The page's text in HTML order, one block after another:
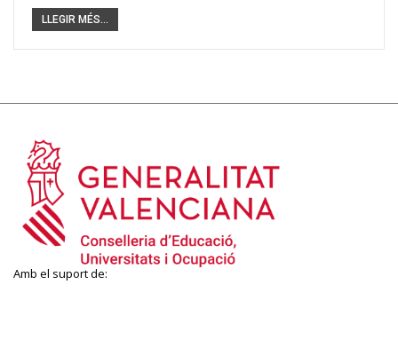
LLEGIR MÉS...
Amb el suport de: